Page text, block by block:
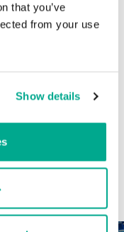
that you’ve
from your use
Show details